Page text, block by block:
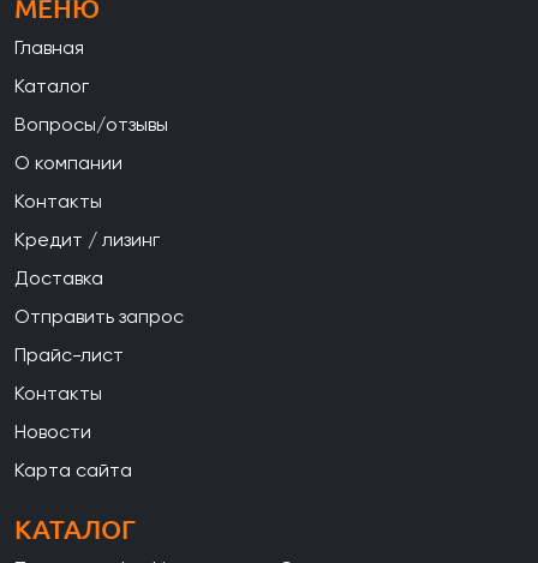
МЕНЮ
Главная
Каталог
Вопросы/отзывы
О компании
Контакты
Кредит / лизинг
Доставка
Отправить запрос
Прайс-лист
Контакты
Новости
Карта сайта
КАТАЛОГ